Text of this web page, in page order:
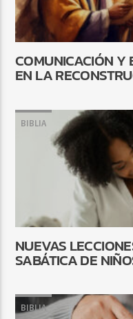
COMUNICACIÓN Y
EN LA
BIBLIA
NUEVAS
SABÁTICA DE
BIBLIA